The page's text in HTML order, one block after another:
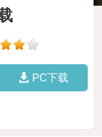
PC下载